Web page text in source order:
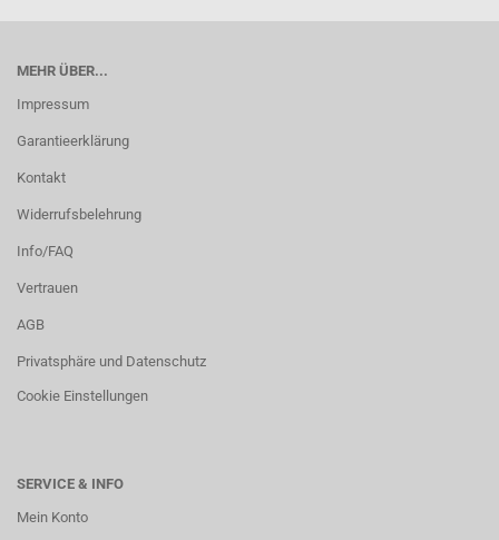
MEHR ÜBER...
Impressum
Garantieerklärung
Kontakt
Widerrufsbelehrung
Info/FAQ
Vertrauen
AGB
Privatsphäre und Datenschutz
Cookie Einstellungen
SERVICE & INFO
Mein Konto